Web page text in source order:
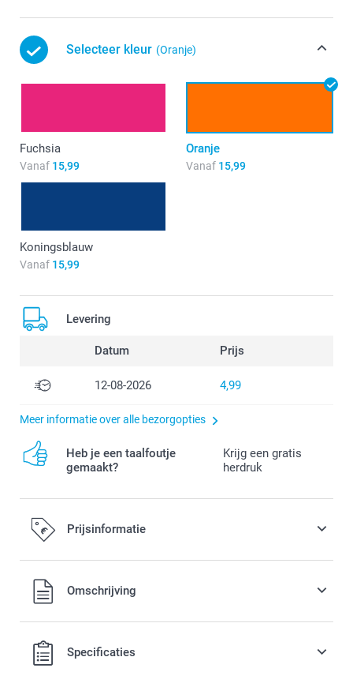
Selecteer kleur (Oranje)
Fuchsia
Vanaf 15,99
Oranje
Vanaf15,99
Koningsblauw
Vanaf 15,99
Levering
Datum Prijs
12-08-2026 4,99
Meer informatie over alle bezorgopties
Heb je een taalfoutje
gemaakt?
Krijg een gratis
herdruk
Prijsinformatie
Alle prijzen zijn in EURO (€) inclusief BTW en exclusief
verzendkosten.Omschrijving
Specificaties